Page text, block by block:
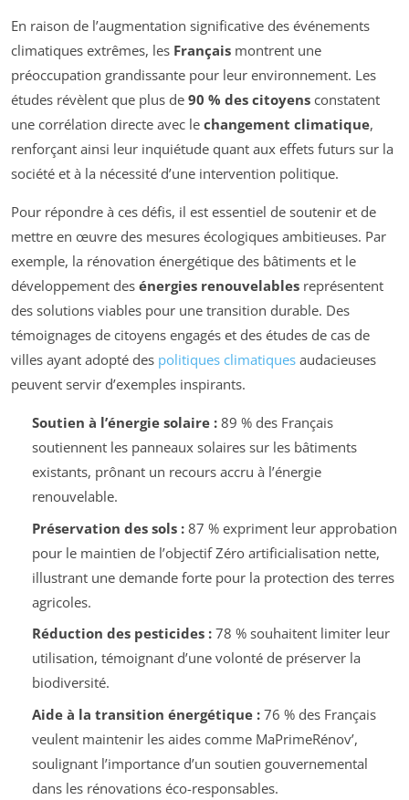
En raison de l’augmentation significative des événements
climatiques extrêmes, les Français montrent une
préoccupation grandissante pour leur environnement. Les
études révèlent que plus de 90 % des citoyens constatent
une corrélation directe avec le changement climatique,
renforçant ainsi leur inquiétude quant aux effets futurs sur la
société et à la nécessité d’une intervention politique.
Pour répondre à ces défis, il est essentiel de soutenir et de
mettre en œuvre des mesures écologiques ambitieuses. Par
exemple, la rénovation énergétique des bâtiments et le
développement des énergies renouvelables représentent
des solutions viables pour une transition durable. Des
témoignages de citoyens engagés et des études de cas de
villes ayant adopté des politiques climatiques audacieuses
peuvent servir d’exemples inspirants.
Soutien à l’énergie solaire :89 % des Français
soutiennent les panneaux solaires sur les bâtiments
existants, prônant un recours accru à l’énergie
renouvelable.
Préservation des sols :87 % expriment leur approbation
pour le maintien de l’objectif Zéro artificialisation nette,
illustrant une demande forte pour la protection des terres
agricoles.
Réduction des pesticides :78 % souhaitent limiter leur
utilisation, témoignant d’une volonté de préserver la
biodiversité.
Aide à la transition énergétique :76 % des Français
veulent maintenir les aides comme MaPrimeRénov’,
soulignant l’importance d’un soutien gouvernemental
dans les rénovations éco-responsables.